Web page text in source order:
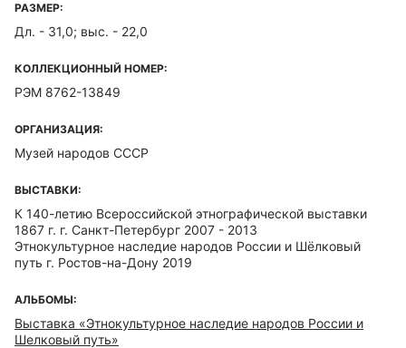
РАЗМЕР:
Дл. - 31,0; выс. - 22,0
КОЛЛЕКЦИОННЫЙ НОМЕР:
РЭМ 8762-13849
ОРГАНИЗАЦИЯ:
Музей народов СССР
ВЫСТАВКИ:
К 140-летию Всероссийской этнографической выставки
1867 г. г. Санкт-Петербург 2007 - 2013
Этнокультурное наследие народов России и Шёлковый
путь г. Ростов-на-Дону 2019
АЛЬБОМЫ:
Выставка «Этнокультурное наследие народов России и
Шелковый путь»